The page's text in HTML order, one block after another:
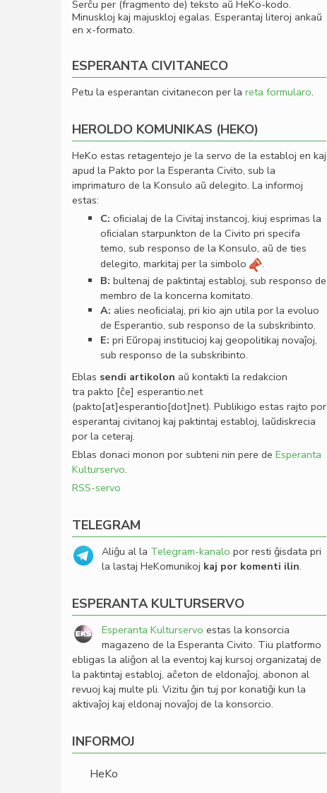
Serĉu per (fragmento de) teksto aŭ HeKo-kodo.
Minuskloj kaj majuskloj egalas. Esperantaj literoj ankaŭ
en x-formato.
ESPERANTA CIVITANECO
Petu la esperantan civitanecon per la reta formularo.
HEROLDO KOMUNIKAS (HEKO)
HeKo estas retagentejo je la servo de la establoj en kaj
apud la Pakto por la Esperanta Civito, sub la
imprimaturo de la Konsulo aŭ delegito. La informoj
estas:
C: oﬁcialaj de la Civitaj instancoj, kiuj esprimas la
oﬁcialan starpunkton de la Civito pri specifa
temo, sub responso de la Konsulo, aŭ de ties
delegito, markitaj per la simbolo
.
B: bultenaj de paktintaj establoj, sub responso de
membro de la koncerna komitato.
A: alies neoﬁcialaj, pri kio ajn utila por la evoluo
de Esperantio, sub responso de la subskribinto.
E: pri Eŭropaj institucioj kaj geopolitikaj novaĵoj,
sub responso de la subskribinto.
Eblas sendi artikolon aŭ kontakti la redakcion
tra pakto [ĉe] esperantio.net
(pakto[at]esperantio[dot]net). Publikigo estas rajto por
esperantaj civitanoj kaj paktintaj establoj, laŭdiskrecia
por la ceteraj.
Eblas donaci monon por subteni nin pere de Esperanta
Kulturservo.
RSS-servo
TELEGRAM
Aliĝu al la Telegram-kanalo por resti ĝisdata pri
la lastaj HeKomunikoj kaj por komenti ilin.
ESPERANTA KULTURSERVO
Esperanta Kulturservo estas la konsorcia
magazeno de la Esperanta Civito. Tiu platformo
ebligas la aliĝon al la eventoj kaj kursoj organizataj de
la paktintaj establoj, aĉeton de eldonaĵoj, abonon al
revuoj kaj multe pli. Vizitu ĝin tuj por konatiĝi kun la
aktivaĵoj kaj eldonaj novaĵoj de la konsorcio.
INFORMOJ
HeKo